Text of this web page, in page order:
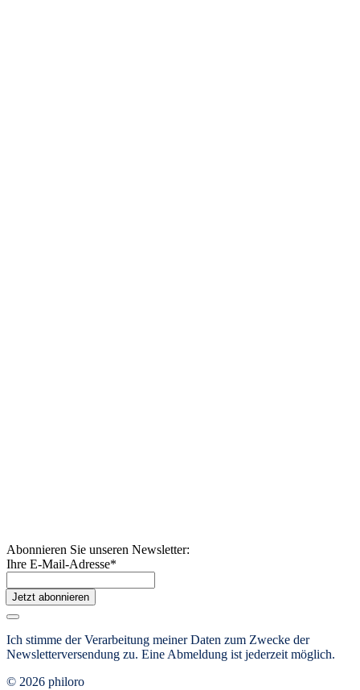
Abonnieren Sie unseren Newsletter:
Ihre E-Mail-Adresse*
Jetzt abonnieren
Ich stimme der Verarbeitung meiner Daten zum Zwecke der
Newsletterversendung zu. Eine Abmeldung ist jederzeit möglich.
© 2026 philoro